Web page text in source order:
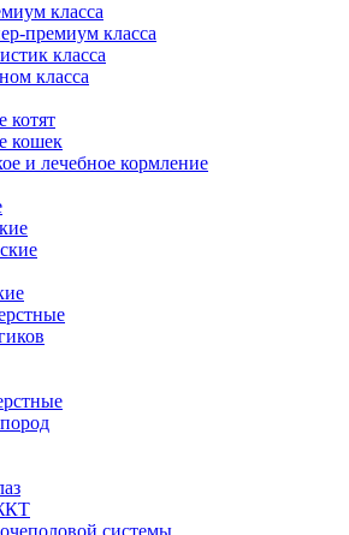
класса
премиум класса
класса
класса
котят
кошек
и лечебное кормление
системы